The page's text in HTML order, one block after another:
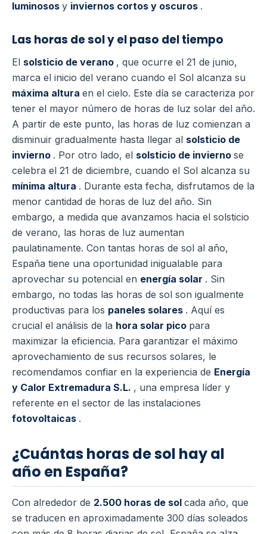
luminosos y inviernos cortos y oscuros .
Las horas de sol y el paso del tiempo
El solsticio de verano , que ocurre el 21 de junio,
marca el inicio del verano cuando el Sol alcanza su
máxima altura en el cielo. Este día se caracteriza por
tener el mayor número de horas de luz solar del año.
A partir de este punto, las horas de luz comienzan a
disminuir gradualmente hasta llegar al solsticio de
invierno . Por otro lado, el solsticio de invierno se
celebra el 21 de diciembre, cuando el Sol alcanza su
mínima altura . Durante esta fecha, disfrutamos de la
menor cantidad de horas de luz del año. Sin
embargo, a medida que avanzamos hacia el solsticio
de verano, las horas de luz aumentan
paulatinamente. Con tantas horas de sol al año,
España tiene una oportunidad inigualable para
aprovechar su potencial en energía solar . Sin
embargo, no todas las horas de sol son igualmente
productivas para los paneles solares . Aquí es
crucial el análisis de la hora solar pico para
maximizar la eficiencia. Para garantizar el máximo
aprovechamiento de sus recursos solares, le
recomendamos confiar en la experiencia de Energía
y Calor Extremadura S.L. , una empresa líder y
referente en el sector de las instalaciones
fotovoltaicas .
¿Cuántas horas de sol hay al
año en España?
Con alrededor de 2.500 horas de sol cada año, que
se traducen en aproximadamente 300 días soleados